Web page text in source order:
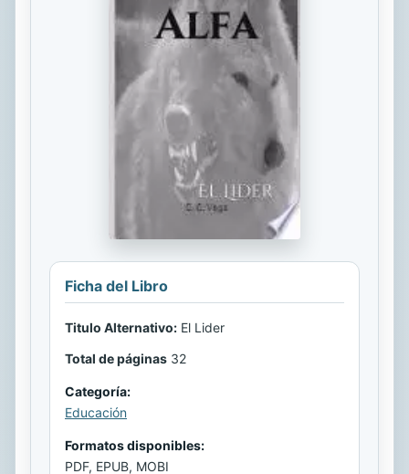
Ficha del Libro
Titulo Alternativo: El Lider
Total de páginas 32
Categoría:
Educación
Formatos disponibles:
PDF, EPUB, MOBI